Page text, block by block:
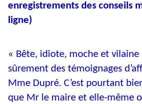
enregistrements des conseils
ligne)
« Bête, idiote, moche et
sûrement des témoignages
Mme Dupré. C’est pourtant
que Mr le maire et elle-même